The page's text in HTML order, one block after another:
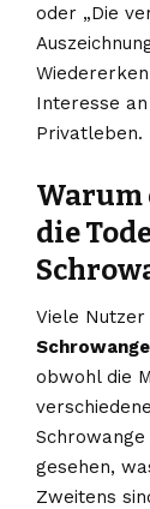
oder „Die
Interesse
Privatleben.
Warum
die
Viele
obwohl die
gesehen,
Zweitens